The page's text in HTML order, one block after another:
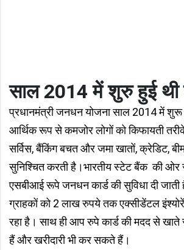
साल 2014 में शुरु हुई थी
प्रधानमंत्री जनधन योजना साल 2014 में शुरू
आर्थिक रूप से कमजोर लोगों को किफायती
सर्विस, बैंकिंग बचत और जमा खातों, क्रेडिट,
सुनिश्चित करती है।भारतीय स्‍टेट बैंक की ओर
एसबीआई रूपे जनधन कार्ड की सुविधा दी
ग्राहकों को 2 लाख रुपये तक एक्सीडेंटल
रहा है। साथ ही आप रुपे कार्ड की मदद से
हैं और खरीदारी भी कर सकते हैं।